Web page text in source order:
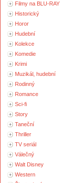
Filmy na BLU-RAY
Historický
Horor
Hudební
Kolekce
Komedie
Krimi
Muzikál, hudební
Rodinný
Romance
Sci-fi
Story
Taneční
Thriller
TV seriál
Válečný
Walt Disney
Western